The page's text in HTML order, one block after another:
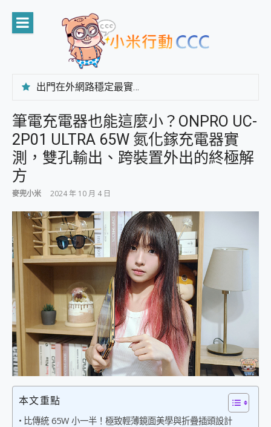
content
出門在外網路穩定最實在 「台灣大哥大」榮獲 4G/5G 在線率全球 NO.3 全台第一與全台六冠王實測心得，走到哪順到哪！
CP 值天花板~ Bongcom BS5 足球君開箱~ 短焦投影機 3千元就能擁有！ 折扣碼在這～
專為 PC上的 XBOX和掌機設計的 FireCuda X1070 SSD 固態硬碟開箱 評測
台灣製攝影機在這裡，100%全無線設計 SpotCam Solo Eco 太陽能防水雲端攝影機 SpotCam Solo 3 2.5K高畫質戶外攝影機 開箱 評測
電力超超超持久 MSI 微星 Prestige 14 AI+ D3MG-031TW 14吋 開箱評價，AI輕薄商務筆電 Copilot+ PC
超懂拍、耐用 AI 街拍機~ realme 16 Pro 開箱評價~ 2 億畫素 LumaColor 影像、持久續航與 IP69K 高防護
美到讓人超想擁有 moto pad 60 系列 與 Moto | Swarovski razr 60 冰藍限定版本 開箱 評測
好用的 EaseUS Partition Master 讓您輕鬆的移除與格式化有防寫保護的隨身碟或SD卡
一鍵修復模糊影片、舊照的 AI 好幫手! VideoProc Converter AI 新版全解析 × 年末優惠，一篇全看懂
小朋友才做選擇 投影機 RGB藍牙音響 氛圍情境燈 我通通都要！ Starfish 2 幻彩膠囊投影機｜結合「 智慧投影 & 煥彩流動 」的沈浸式生活新體驗
外型超吸晴~ 給您絕佳操控體驗 GravaStar Mercury K1 系列 異星機械鍵盤與 Mercury X 系列 輕量無線電競滑鼠 開箱 評測
開箱~變身「蜘蛛人」椅子軍師！MSI MPG 491CQP QD-OLED 超寬曲面電競螢幕，多工辦公、爽度滿滿的終極桌面體驗
iPhone 17 系列 有認證的防護來囉！ imos 首家導入 UL MCV 行銷宣告驗證的手機配件品牌
DJI Osmo Pocket 3 爽爽帶回家 歡慶 EaseUS 21 週年到來，「Slogan 海報徵稿活動」好康大放送
小巧好吸不擋鏡頭 有Qi2認證的 ONPRO MagReact MXs2 5000mAh薄型磁吸無線急速行動電源 開箱 評測
會走動的冷暖氣 SONY REON POCKET PRO 穿戴式智慧冷暖調溫裝置 開箱 評測
寶可夢飛人外掛iToolab AnyGo全新升級，GO Fest 五折優惠嗨翻天！支援 iOS/Android！
百倍變焦實測~ vivo X200 Pro 與 S25 Ultra 誰能滿足全場景拍攝需求？
超好用的 PLAUD NotePin AI 智慧錄音膠囊~ 您的AI 秘書已上線 每月免費送你 300分鐘轉寫
飛利浦 JS7310 ⚡【電急便｜行動儲能救車電源】 可靠的旅行夥伴！帶給您優異的安全性與強大供電效能
筆電充電器也能這麼小？ONPRO UC-
2P01 ULTRA 65W 氮化鎵充電器實
測，雙孔輸出、跨裝置外出的終極解
方
麥兜小米 2024 年 10 月 4 日
本文重點
比傳統 65W 小一半！極致輕薄鏡面美學與折疊插頭設計